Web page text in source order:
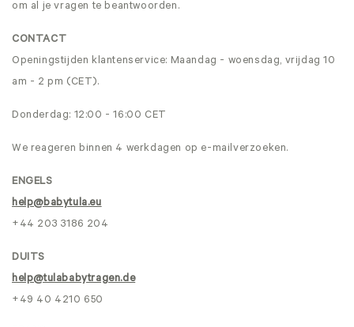
om al je vragen te beantwoorden.
CONTACT
Openingstijden klantenservice: Maandag - woensdag, vrijdag 10
am - 2 pm (CET).
Donderdag: 12:00 - 16:00 CET
We reageren binnen 4 werkdagen op e-mailverzoeken.
ENGELS
help@babytula.eu
+44 203 3186 204
DUITS
help@tulababytragen.de
+49 40 4210 650